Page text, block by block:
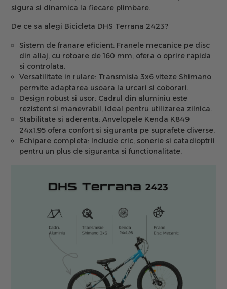
sigura si dinamica la fiecare plimbare.
De ce sa alegi Bicicleta DHS Terrana 2423?
Sistem de franare eficient: Franele mecanice pe disc
din aliaj, cu rotoare de 160 mm, ofera o oprire rapida
si controlata.
Versatilitate in rulare: Transmisia 3x6 viteze Shimano
permite adaptarea usoara la urcari si coborari.
Design robust si usor: Cadrul din aluminiu este
rezistent si manevrabil, ideal pentru utilizarea zilnica.
Stabilitate si aderenta: Anvelopele Kenda K849
24x1.95 ofera confort si siguranta pe suprafete diverse.
Echipare completa: Include cric, sonerie si catadioptrii
pentru un plus de siguranta si functionalitate.